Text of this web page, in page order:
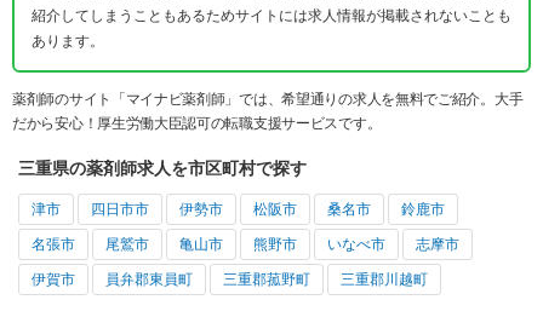
紹介してしまうこともあるためサイトには求人情報が掲載されないことも
あります。
薬剤師のサイト「マイナビ薬剤師」では、希望通りの求人を無料でご紹介。大手
だから安心！厚生労働大臣認可の転職支援サービスです。
三重県の薬剤師求人を市区町村で探す
津市 四日市市 伊勢市 松阪市 桑名市 鈴鹿市
名張市 尾鷲市 亀山市 熊野市 いなべ市 志摩市
伊賀市 員弁郡東員町 三重郡菰野町 三重郡川越町